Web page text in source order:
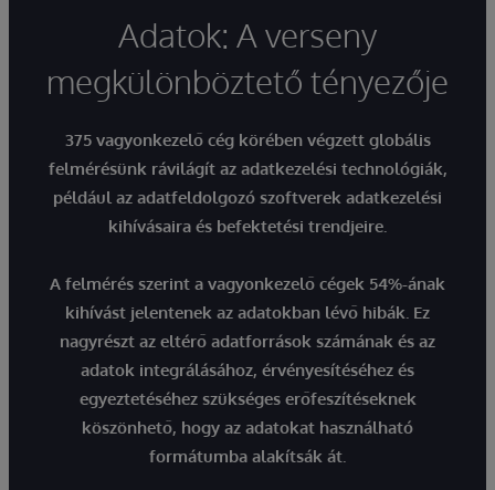
Adatok: A verseny
megkülönböztető tényezője
375 vagyonkezelő cég körében végzett globális
felmérésünk rávilágít az adatkezelési technológiák,
például az adatfeldolgozó szoftverek adatkezelési
kihívásaira és befektetési trendjeire.
A felmérés szerint a vagyonkezelő cégek 54%-ának
kihívást jelentenek az adatokban lévő hibák. Ez
nagyrészt az eltérő adatforrások számának és az
adatok integrálásához, érvényesítéséhez és
egyeztetéséhez szükséges erőfeszítéseknek
köszönhető, hogy az adatokat használható
formátumba alakítsák át.